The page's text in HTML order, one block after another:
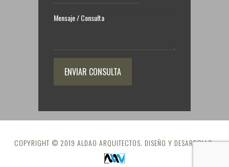
COPYRIGHT © 2019 ALDAO ARQUITECTOS. DISEÑO Y DESARROLLO: